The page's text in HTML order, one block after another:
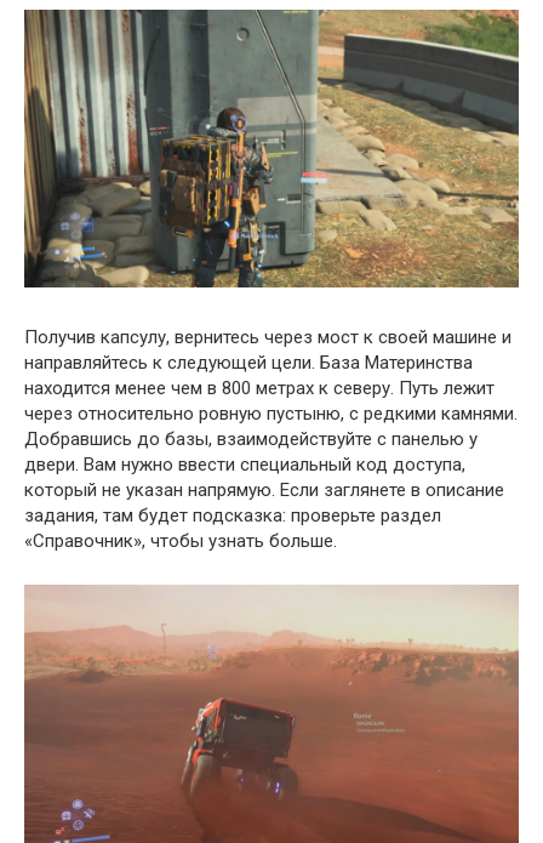
Получив капсулу, вернитесь через мост к своей машине и
направляйтесь к следующей цели. База Материнства
находится менее чем в 800 метрах к северу. Путь лежит
через относительно ровную пустыню, с редкими камнями.
Добравшись до базы, взаимодействуйте с панелью у
двери. Вам нужно ввести специальный код доступа,
который не указан напрямую. Если заглянете в описание
задания, там будет подсказка: проверьте раздел
«Справочник», чтобы узнать больше.